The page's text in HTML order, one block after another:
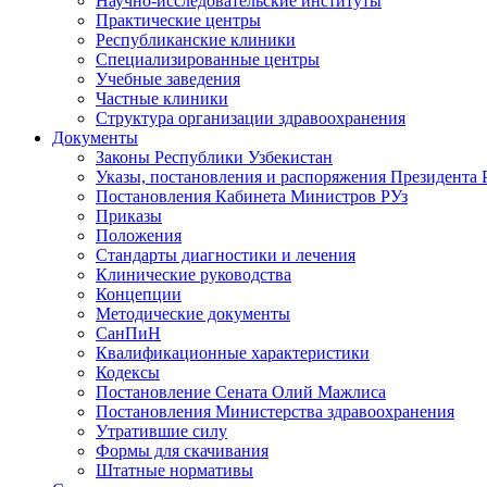
Практические центры
Республиканские клиники
Специализированные центры
Учебные заведения
Частные клиники
Структура организации здравоохранения
Документы
Законы Республики Узбекистан
Указы, постановления и распоряжения Президента
Постановления Кабинета Министров РУз
Приказы
Положения
Стандарты диагностики и лечения
Клинические руководства
Концепции
Методические документы
СанПиН
Квалификационные характеристики
Кодексы
Постановление Сената Олий Мажлиса
Постановления Министерства здравоохранения
Утратившие силу
Формы для скачивания
Штатные нормативы